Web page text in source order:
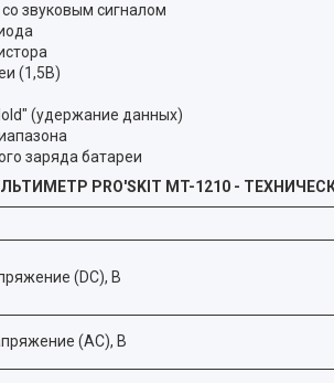
звуковым сигналом
(1,5В)
(удержание данных)
заряда батареи
PRO'SKIT MT-1210 -
(DC), В
(AC), В